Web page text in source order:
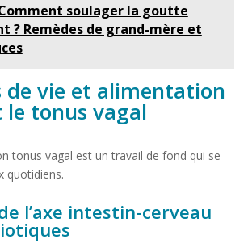
soulager la goutte
? Remèdes de grand-mère et
de vie et alimentation
tonus vagal
tonus vagal est un travail de fond qui se
quotidiens.
l’axe intestin-cerveau